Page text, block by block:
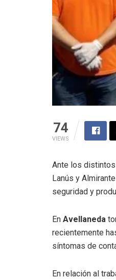
74
VIEWS
Ante los distintos
Lanús y
seguridad y
En Avellaneda
recientemente
síntomas de
En relación al